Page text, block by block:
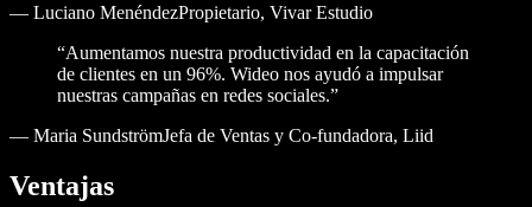
— Luciano MenéndezPropietario, Vivar Estudio
“Aumentamos nuestra productividad en la capacitación
de clientes en un 96%. Wideo nos ayudó a impulsar
nuestras campañas en redes sociales.”
— Maria SundströmJefa de Ventas y Co-fundadora, Liid
Ventajas